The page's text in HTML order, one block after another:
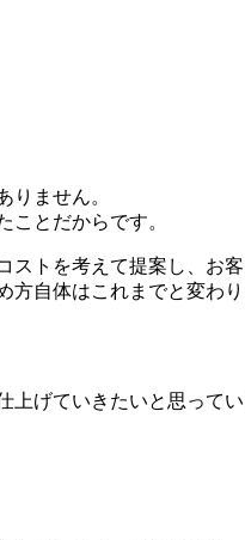
ません。
とだからです。
トを考えて提案し、お
自体はこれまでと変わり
げていきたいと思ってい